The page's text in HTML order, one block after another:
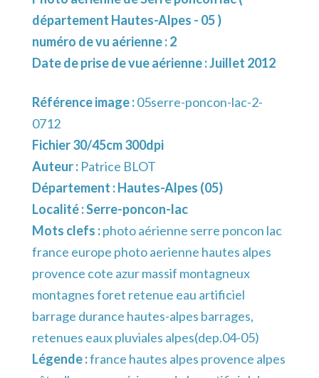
département Hautes-Alpes - 05 )
numéro de vu aérienne : 2
Date de prise de vue aérienne : Juillet 2012
Référence image :05serre-poncon-lac-2-
0712
Fichier 30/45cm 300dpi
Auteur : Patrice BLOT
Département :Hautes-Alpes (05)
Localité :Serre-poncon-lac
Mots clefs :photo aérienne serre poncon lac
france europe photo aerienne hautes alpes
provence cote azur massif montagneux
montagnes foret retenue eau artificiel
barrage durance hautes-alpes barrages,
retenues eaux pluviales alpes(dep.04-05)
Légende :france hautes alpes provence alpes